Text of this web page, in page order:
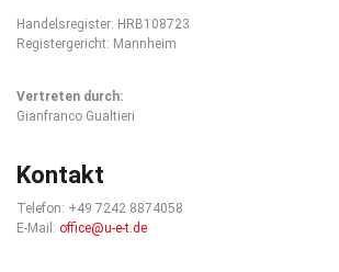
Handelsregister: HRB108723
Registergericht: Mannheim
Vertreten durch:
Gianfranco Gualtieri
Kontakt
Telefon: +49 7242 8874058
E-Mail: office@u-e-t.de